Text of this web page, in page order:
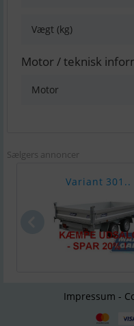
Vægt (kg)
Motor / teknisk
Motor
Sælgers annoncer
Variant 301..
Impressum -